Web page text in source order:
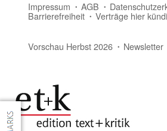
Impressum AGB
Barrierefreiheit Verträge hier
Vorschau Herbst 2026 Newsletter